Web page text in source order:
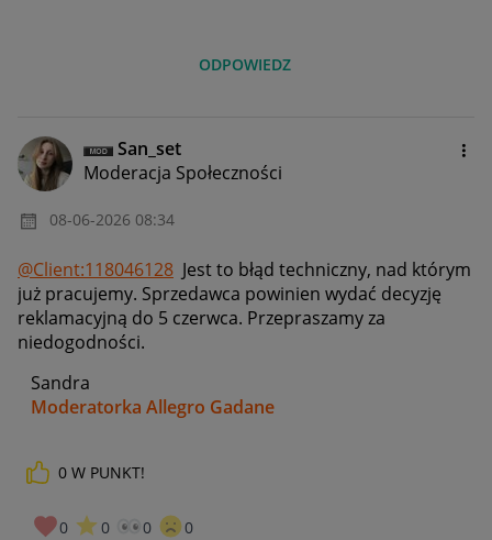
ODPOWIEDZ
San_set
Moderacja Społeczności
‎08-06-2026 08:34
@Client:118046128 Jest to błąd techniczny, nad którym
już pracujemy. Sprzedawca powinien wydać decyzję
reklamacyjną do 5 czerwca. Przepraszamy za
niedogodności.
Sandra
Moderatorka Allegro Gadane
0 W PUNKT!
0 0 0 0